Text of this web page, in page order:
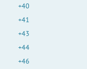
+40
+41
+43
+44
+46